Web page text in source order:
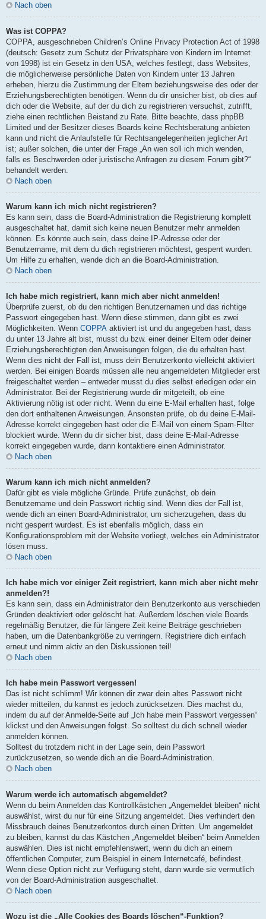
Nach oben
Was ist COPPA?
COPPA, ausgeschrieben Children’s Online Privacy Protection Act of 1998
(deutsch: Gesetz zum Schutz der Privatsphäre von Kindern im Internet
von 1998) ist ein Gesetz in den USA, welches festlegt, dass Websites,
die möglicherweise persönliche Daten von Kindern unter 13 Jahren
erheben, hierzu die Zustimmung der Eltern beziehungsweise des oder der
Erziehungsberechtigten benötigen. Wenn du dir unsicher bist, ob dies auf
dich oder die Website, auf der du dich zu registrieren versuchst, zutrifft,
ziehe einen rechtlichen Beistand zu Rate. Bitte beachte, dass phpBB
Limited und der Besitzer dieses Boards keine Rechtsberatung anbieten
kann und nicht die Anlaufstelle für Rechtsangelegenheiten jeglicher Art
ist; außer solchen, die unter der Frage „An wen soll ich mich wenden,
falls es Beschwerden oder juristische Anfragen zu diesem Forum gibt?“
behandelt werden.
Nach oben
Warum kann ich mich nicht registrieren?
Es kann sein, dass die Board-Administration die Registrierung komplett
ausgeschaltet hat, damit sich keine neuen Benutzer mehr anmelden
können. Es könnte auch sein, dass deine IP-Adresse oder der
Benutzername, mit dem du dich registrieren möchtest, gesperrt wurden.
Um Hilfe zu erhalten, wende dich an die Board-Administration.
Nach oben
Ich habe mich registriert, kann mich aber nicht anmelden!
Überprüfe zuerst, ob du den richtigen Benutzernamen und das richtige
Passwort eingegeben hast. Wenn diese stimmen, dann gibt es zwei
Möglichkeiten. Wenn COPPA aktiviert ist und du angegeben hast, dass
du unter 13 Jahre alt bist, musst du bzw. einer deiner Eltern oder deiner
Erziehungsberechtigten den Anweisungen folgen, die du erhalten hast.
Wenn dies nicht der Fall ist, muss dein Benutzerkonto vielleicht aktiviert
werden. Bei einigen Boards müssen alle neu angemeldeten Mitglieder erst
freigeschaltet werden – entweder musst du dies selbst erledigen oder ein
Administrator. Bei der Registrierung wurde dir mitgeteilt, ob eine
Aktivierung nötig ist oder nicht. Wenn du eine E-Mail erhalten hast, folge
den dort enthaltenen Anweisungen. Ansonsten prüfe, ob du deine E-Mail-
Adresse korrekt eingegeben hast oder die E-Mail von einem Spam-Filter
blockiert wurde. Wenn du dir sicher bist, dass deine E-Mail-Adresse
korrekt eingegeben wurde, dann kontaktiere einen Administrator.
Nach oben
Warum kann ich mich nicht anmelden?
Dafür gibt es viele mögliche Gründe. Prüfe zunächst, ob dein
Benutzername und dein Passwort richtig sind. Wenn dies der Fall ist,
wende dich an einen Board-Administrator, um sicherzugehen, dass du
nicht gesperrt wurdest. Es ist ebenfalls möglich, dass ein
Konfigurationsproblem mit der Website vorliegt, welches ein Administrator
lösen muss.
Nach oben
Ich habe mich vor einiger Zeit registriert, kann mich aber nicht mehr
anmelden?!
Es kann sein, dass ein Administrator dein Benutzerkonto aus verschieden
Gründen deaktiviert oder gelöscht hat. Außerdem löschen viele Boards
regelmäßig Benutzer, die für längere Zeit keine Beiträge geschrieben
haben, um die Datenbankgröße zu verringern. Registriere dich einfach
erneut und nimm aktiv an den Diskussionen teil!
Nach oben
Ich habe mein Passwort vergessen!
Das ist nicht schlimm! Wir können dir zwar dein altes Passwort nicht
wieder mitteilen, du kannst es jedoch zurücksetzen. Dies machst du,
indem du auf der Anmelde-Seite auf „Ich habe mein Passwort vergessen“
klickst und den Anweisungen folgst. So solltest du dich schnell wieder
anmelden können.
Solltest du trotzdem nicht in der Lage sein, dein Passwort
zurückzusetzen, so wende dich an die Board-Administration.
Nach oben
Warum werde ich automatisch abgemeldet?
Wenn du beim Anmelden das Kontrollkästchen „Angemeldet bleiben“ nicht
auswählst, wirst du nur für eine Sitzung angemeldet. Dies verhindert den
Missbrauch deines Benutzerkontos durch einen Dritten. Um angemeldet
zu bleiben, kannst du das Kästchen „Angemeldet bleiben“ beim Anmelden
auswählen. Dies ist nicht empfehlenswert, wenn du dich an einem
öffentlichen Computer, zum Beispiel in einem Internetcafé, befindest.
Wenn diese Option nicht zur Verfügung steht, dann wurde sie vermutlich
von der Board-Administration ausgeschaltet.
Nach oben
Wozu ist die „Alle Cookies des Boards löschen“-Funktion?